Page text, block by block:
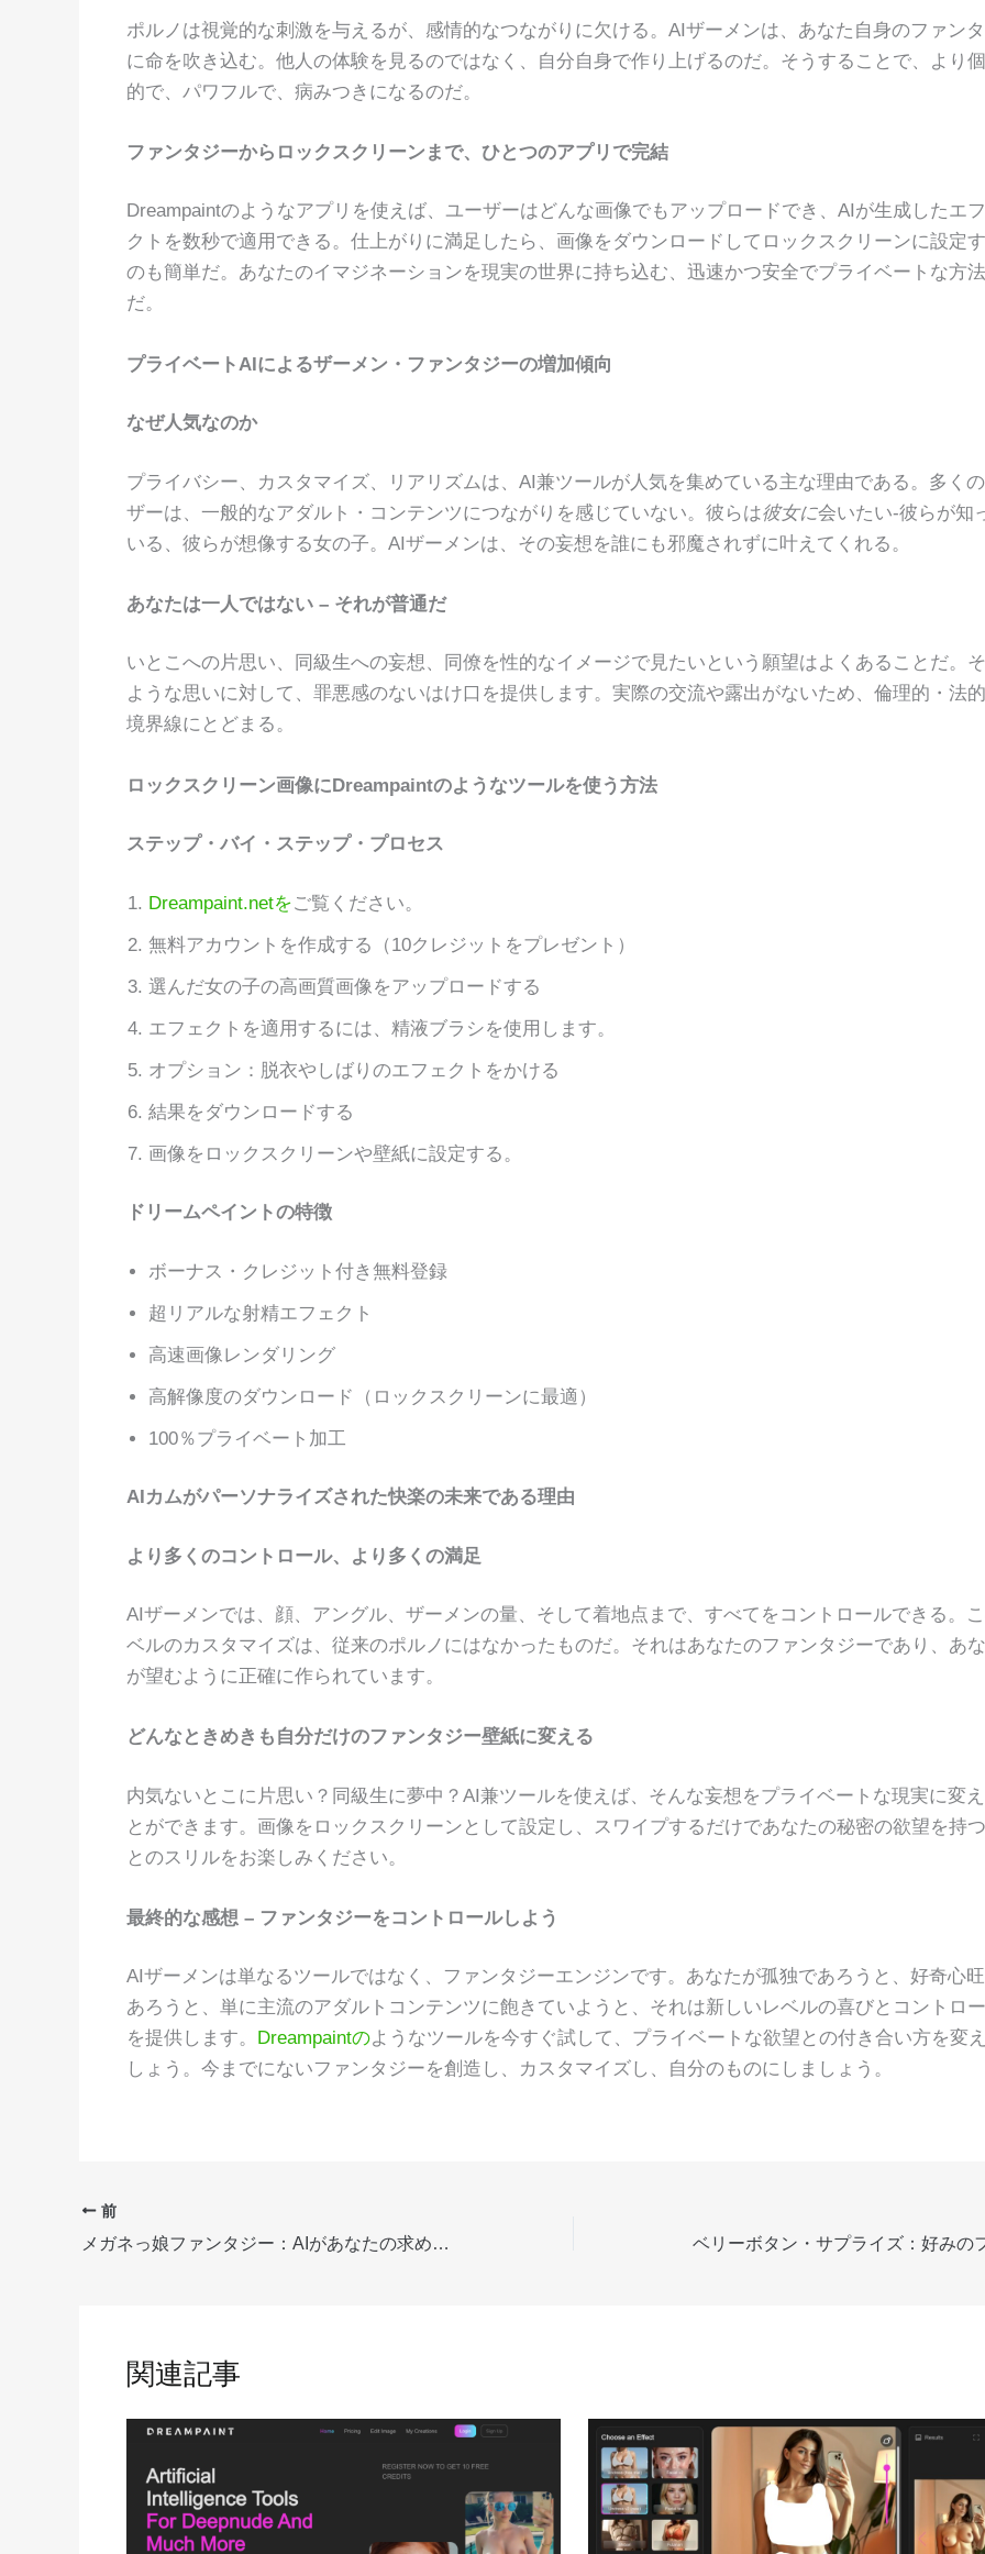
ポルノは視覚的な刺激を与えるが、感情的なつながりに欠ける。AIザーメンは、あなた自身のファン
に命を吹き込む。他人の体験を見るのではなく、自分自身で作り上げるのだ。そうすることで、より
的で、パワフルで、病みつきになるのだ。
ファンタジーからロックスクリーンまで、ひとつのアプリで完結
Dreampaintのようなアプリを使えば、ユーザーはどんな画像でもアップロードでき、AIが生成したエ
クトを数秒で適用できる。仕上がりに満足したら、画像をダウンロードしてロックスクリーンに設定
のも簡単だ。あなたのイマジネーションを現実の世界に持ち込む、迅速かつ安全でプライベートな方法
だ。
プライベートAIによるザーメン・ファンタジーの増加傾向
なぜ人気なのか
プライバシー、カスタマイズ、リアリズムは、AI兼ツールが人気を集めている主な理由である。多く
ザーは、一般的なアダルト・コンテンツにつながりを感じていない。彼らは彼女に会いたい-彼らが知
いる、彼らが想像する女の子。AIザーメンは、その妄想を誰にも邪魔されずに叶えてくれる。
あなたは一人ではない – それが普通だ
いとこへの片思い、同級生への妄想、同僚を性的なイメージで見たいという願望はよくあることだ。
ような思いに対して、罪悪感のないはけ口を提供します。実際の交流や露出がないため、倫理的・法
境界線にとどまる。
ロックスクリーン画像にDreampaintのようなツールを使う方法
ステップ・バイ・ステップ・プロセス
Dreampaint.netをご覧ください。
無料アカウントを作成する（10クレジットをプレゼント）
選んだ女の子の高画質画像をアップロードする
エフェクトを適用するには、精液ブラシを使用します。
オプション：脱衣やしばりのエフェクトをかける
結果をダウンロードする
画像をロックスクリーンや壁紙に設定する。
ドリームペイントの特徴
ボーナス・クレジット付き無料登録
超リアルな射精エフェクト
高速画像レンダリング
高解像度のダウンロード（ロックスクリーンに最適）
100％プライベート加工
AIカムがパーソナライズされた快楽の未来である理由
より多くのコントロール、より多くの満足
AIザーメンでは、顔、アングル、ザーメンの量、そして着地点まで、すべてをコントロールできる。
ベルのカスタマイズは、従来のポルノにはなかったものだ。それはあなたのファンタジーであり、あ
が望むように正確に作られています。
どんなときめきも自分だけのファンタジー壁紙に変える
内気ないとこに片思い？同級生に夢中？AI兼ツールを使えば、そんな妄想をプライベートな現実に変え
とができます。画像をロックスクリーンとして設定し、スワイプするだけであなたの秘密の欲望を持つ
とのスリルをお楽しみください。
最終的な感想 – ファンタジーをコントロールしよう
AIザーメンは単なるツールではなく、ファンタジーエンジンです。あなたが孤独であろうと、好奇心
あろうと、単に主流のアダルトコンテンツに飽きていようと、それは新しいレベルの喜びとコントロ
を提供します。
Dreampaintのようなツールを今すぐ試して、プライベートな欲望との付き合い方を変
しょう。今までにないファンタジーを創造し、カスタマイズし、自分のものにしましょう。
前
メガネっ娘ファンタジー：AIがあなたの求めるオタクルックに精液をかける
関連記事